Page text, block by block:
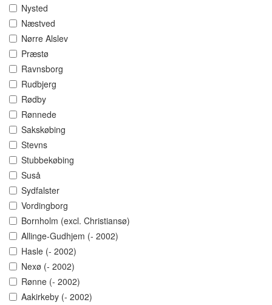
Nysted
Næstved
Nørre Alslev
Præstø
Ravnsborg
Rudbjerg
Rødby
Rønnede
Sakskøbing
Stevns
Stubbekøbing
Suså
Sydfalster
Vordingborg
Bornholm (excl. Christiansø)
Allinge-Gudhjem (- 2002)
Hasle (- 2002)
Nexø (- 2002)
Rønne (- 2002)
Aakirkeby (- 2002)